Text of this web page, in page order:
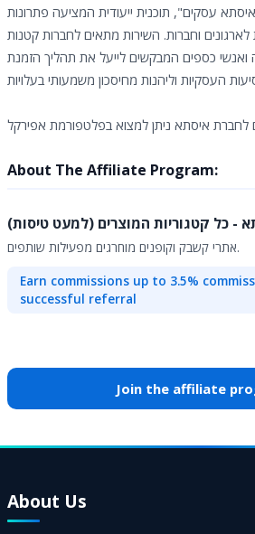
עסקים", תוכנית ייעודית המציעה פתרונות
לארגונים וחברות. השירות מתאים לחברות קטנות
ואנשי כספים המבקשים לייעל את תהליך הזמנת
About The Affiliate Program:
- כל קטגוריות המוצרים (למעט טיסות)
אתרי קשבק וקופנים מוחרגים מפעילות שותפים.
Earn commissions up to 3.5%
successful referral
Join the affiliate
About Us